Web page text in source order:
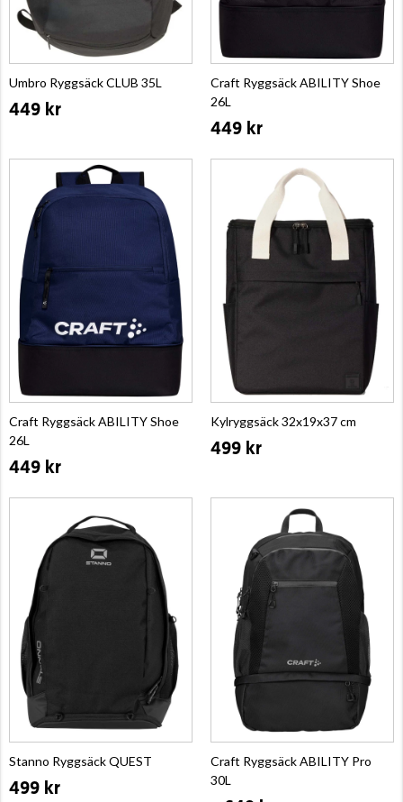
Umbro Ryggsäck CLUB 35L
449 kr
Craft Ryggsäck ABILITY Shoe
26L
449 kr
Craft Ryggsäck ABILITY Shoe
26L
449 kr
Kylryggsäck 32x19x37 cm
499 kr
Stanno Ryggsäck QUEST
499 kr
Craft Ryggsäck ABILITY Pro
30L